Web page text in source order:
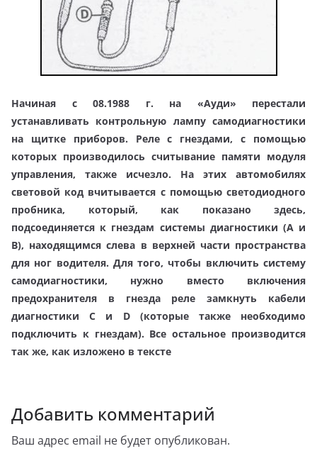
Начиная с 08.1988 г. на «Ауди» перестали
устанавливать контрольную лампу самодиагностики
на щитке приборов. Реле с гнездами, с помощью
которых производилось считывание памяти модуля
управления, также исчезло. На этих автомобилях
световой код вчитывается с помощью светодиодного
пробника, который, как показано здесь,
подсоединяется к гнездам системы диагностики (А и
В), находящимся слева в верхней части пространства
для ног водителя. Для того, чтобы включить систему
самодиагностики, нужно вместо включения
предохранителя в гнезда реле замкнуть кабели
диагностики С и D (которые также необходимо
подключить к гнездам). Все остальное производится
так же, как изложено в тексте
Добавить комментарий
Ваш адрес email не будет опубликован.